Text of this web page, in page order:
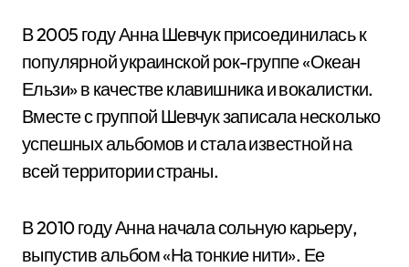
В 2005 году Анна Шевчук присоединилась к
популярной украинской рок-группе «Океан
Ельзи» в качестве клавишника и вокалистки.
Вместе с группой Шевчук записала несколько
успешных альбомов и стала известной на
всей территории страны.
В 2010 году Анна начала сольную карьеру,
выпустив альбом «На тонкие нити». Ее